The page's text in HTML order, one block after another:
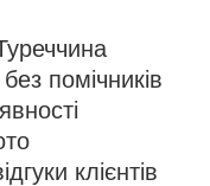
помічників
клієнтів